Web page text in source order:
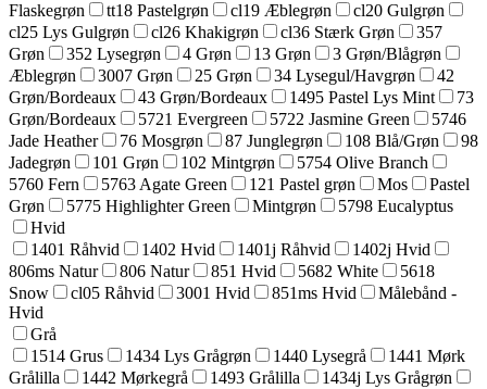
Flaskegrøn
tt18 Pastelgrøn cl19 Æblegrøn
cl20 Gulgrøn
cl25 Lys Gulgrøn
cl26 Khakigrøn cl36 Stærk Grøn
357
Grøn
352 Lysegrøn 4 Grøn 13 Grøn
3 Grøn/Blågrøn
Æblegrøn
3007 Grøn 25 Grøn 34 Lysegul/Havgrøn
42
Grøn/Bordeaux
43 Grøn/Bordeaux 1495 Pastel Lys Mint
73
Grøn/Bordeaux
5721 Evergreen 5722 Jasmine Green
5746
Jade Heather
76 Mosgrøn 87 Junglegrøn 108 Blå/Grøn
98
Jadegrøn
101 Grøn 102 Mintgrøn
5754 Olive Branch
5760 Fern
5763 Agate Green 121 Pastel grøn Mos
Pastel
Grøn
5775 Highlighter Green Mintgrøn
5798 Eucalyptus
Hvid
1401 Råhvid
1402 Hvid 1401j Råhvid
1402j Hvid
806ms Natur
806 Natur 851 Hvid 5682 White
5618
Snow
cl05 Råhvid 3001 Hvid 851ms Hvid
Målebånd -
Hvid
Grå
1514 Grus
1434 Lys Grågrøn 1440 Lysegrå
1441 Mørk
Grålilla
1442 Mørkegrå 1493 Grålilla
1434j Lys Grågrøn